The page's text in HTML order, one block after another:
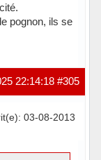
pognon, ils se
#305
22:14:18
03-08-2013